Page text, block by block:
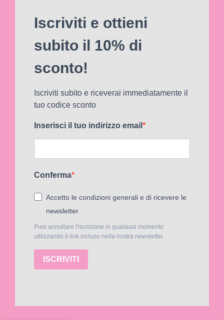
Iscriviti e ottieni
subito il 10% di
sconto!
Iscriviti subito e riceverai immediatamente il
tuo codice sconto
Inserisci il tuo indirizzo email
Conferma
Accetto le condizioni generali e di ricevere le
newsletter
Puoi annullare l'iscrizione in qualsiasi momento
utilizzando il link incluso nella nostra newsletter.
ISCRIVITI